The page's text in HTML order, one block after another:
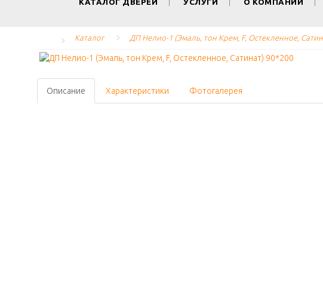
КАТАЛОГ ДВЕРЕЙ УСЛУГИ О КОМПАНИИ
Каталог ДП Нелио-1 (Эмаль, тон Крем, F, Остекленное,
Описание Характеристики Фотогалерея